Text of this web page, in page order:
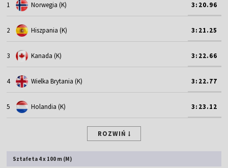
1 Norwegia (K) 3:20.96
2 Hiszpania (K) 3:21.25
3 Kanada (K) 3:22.66
4 Wielka Brytania (K) 3:22.77
5 Holandia (K) 3:23.12
ROZWIŃ
Sztafeta 4 x 100 m (M)